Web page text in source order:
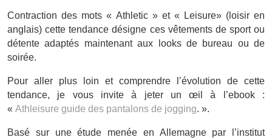
Contraction des mots « Athletic » et « Leisure» (loisir en
anglais) cette tendance désigne ces vêtements de sport ou
détente adaptés maintenant aux looks de bureau ou de
soirée.
Pour aller plus loin et comprendre l’évolution de cette
tendance, je vous invite à jeter un œil à l’ebook :
« Athleisure guide des pantalons de jogging. ».
Basé sur une étude menée en Allemagne par l’institut